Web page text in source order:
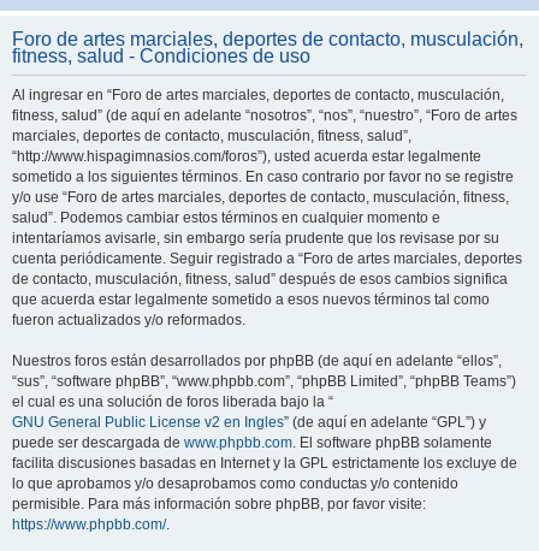
c
Foro de artes marciales, deportes de contacto, musculación,
fitness, salud - Condiciones de uso
Al ingresar en “Foro de artes marciales, deportes de contacto, musculación,
fitness, salud” (de aquí en adelante “nosotros”, “nos”, “nuestro”, “Foro de artes
marciales, deportes de contacto, musculación, fitness, salud”,
“http://www.hispagimnasios.com/foros”), usted acuerda estar legalmente
sometido a los siguientes términos. En caso contrario por favor no se registre
y/o use “Foro de artes marciales, deportes de contacto, musculación, fitness,
salud”. Podemos cambiar estos términos en cualquier momento e
intentaríamos avisarle, sin embargo sería prudente que los revisase por su
cuenta periódicamente. Seguir registrado a “Foro de artes marciales, deportes
de contacto, musculación, fitness, salud” después de esos cambios significa
que acuerda estar legalmente sometido a esos nuevos términos tal como
fueron actualizados y/o reformados.
Nuestros foros están desarrollados por phpBB (de aquí en adelante “ellos”,
“sus”, “software phpBB”, “www.phpbb.com”, “phpBB Limited”, “phpBB Teams”)
el cual es una solución de foros liberada bajo la “
GNU General Public License v2 en Ingles” (de aquí en adelante “GPL”) y
puede ser descargada de www.phpbb.com. El software phpBB solamente
facilita discusiones basadas en Internet y la GPL estrictamente los excluye de
lo que aprobamos y/o desaprobamos como conductas y/o contenido
permisible. Para más información sobre phpBB, por favor visite:
https://www.phpbb.com/.